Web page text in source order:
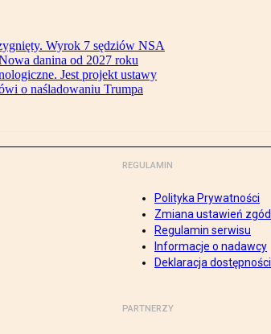
Wyrok 7 sędziów NSA
danina od 2027 roku
Jest projekt ustawy
o naśladowaniu Trumpa
REGULAMIN
Polityka Prywatności
Zmiana ustawień zgód
Regulamin serwisu
Informacje o nadawcy
Deklaracja dostępności
PARTNERZY